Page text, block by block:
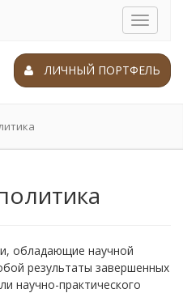
Toggle
ЛИЧНЫЙ ПОРТФЕЛЬ
обладающие научной
результаты завершенных
научно-практического